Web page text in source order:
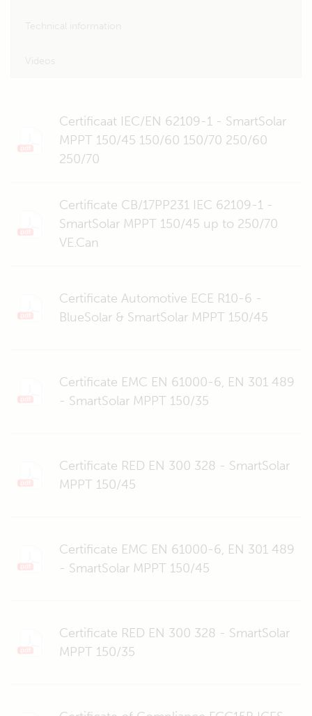
Certificaat IEC/EN 62109-1 - SmartSolar
MPPT 150/45 150/60 150/70 250/60
250/70
Certificate CB/17PP231 IEC 62109-1 -
SmartSolar MPPT 150/45 up to 250/70
VE.Can
Certificate Automotive ECE R10-6 -
BlueSolar & SmartSolar MPPT 150/45
Certificate EMC EN 61000-6, EN 301 489
- SmartSolar MPPT 150/35
Certificate RED EN 300 328 - SmartSolar
MPPT 150/45
Certificate EMC EN 61000-6, EN 301 489
- SmartSolar MPPT 150/45
Certificate RED EN 300 328 - SmartSolar
MPPT 150/35